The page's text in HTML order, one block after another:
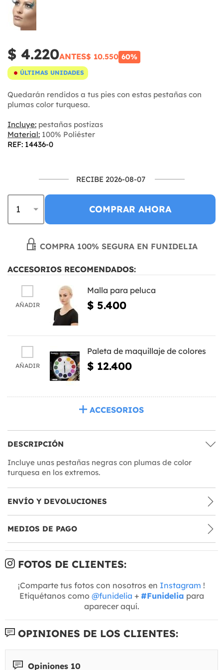
$ 4.220ANTES$ 10.550 60%
ÚLTIMAS UNIDADES
Quedarán rendidos a tus pies con estas pestañas con
plumas color turquesa.
Incluye: pestañas postizas
Material: 100% Poliéster
REF: 14436-0
RECIBE 2026-08-07
COMPRAR AHORA
COMPRA 100% SEGURA EN FUNIDELIA
ACCESORIOS RECOMENDADOS:
AÑADIR
Malla para peluca
$ 5.400
AÑADIR
Paleta de maquillaje de colores
$ 12.400
ACCESORIOS
DESCRIPCIÓN
Incluye unas pestañas negras con plumas de color
turquesa en los extremos.
ENVÍO Y DEVOLUCIONES
MEDIOS DE PAGO
FOTOS DE CLIENTES:
¡Comparte tus fotos con nosotros en Instagram !
Etiquétanos como @funidelia + #Funidelia para
aparecer aquí.
OPINIONES DE LOS CLIENTES:
Opiniones 10